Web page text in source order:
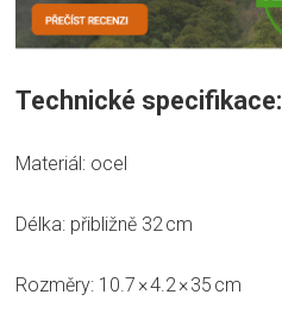
Technické specifikace:
Materiál: ocel
Délka: přibližně 32 cm
Rozměry: 10.7 × 4.2 × 35 cm